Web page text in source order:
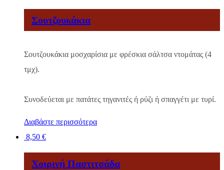
Σουτζουκάκια
Σουτζουκάκια μοσχαρίσια με φρέσκια σάλτσα ντομάτας (4
τμχ).
Συνοδεύεται με πατάτες τηγανιτές ή ρύζι ή σπαγγέτι με τυρί.
Διαβάστε περισσότερα
8,50 €
Χοιρινή Παστιτσάδα